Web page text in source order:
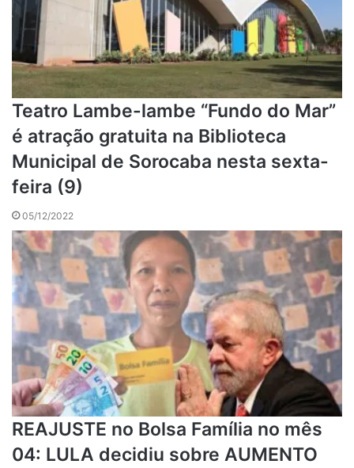
Teatro Lambe-lambe “Fundo do Mar”
é atração gratuita na Biblioteca
Municipal de Sorocaba nesta sexta-
feira (9)
05/12/2022
REAJUSTE no Bolsa Família no mês
04: LULA decidiu sobre AUMENTO